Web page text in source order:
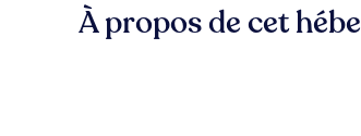
À propos de cet